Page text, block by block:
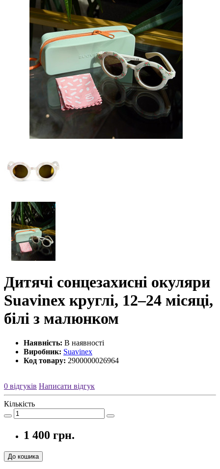
Дитячі сонцезахисні окуляри
Suavinex круглі, 12–24 місяці,
білі з малюнком
Наявність: В наявності
Виробник: Suavinex
Код товару: 2900000026964
0 відгуків Написати відгук
Кількість
1 400 грн.
До кошика